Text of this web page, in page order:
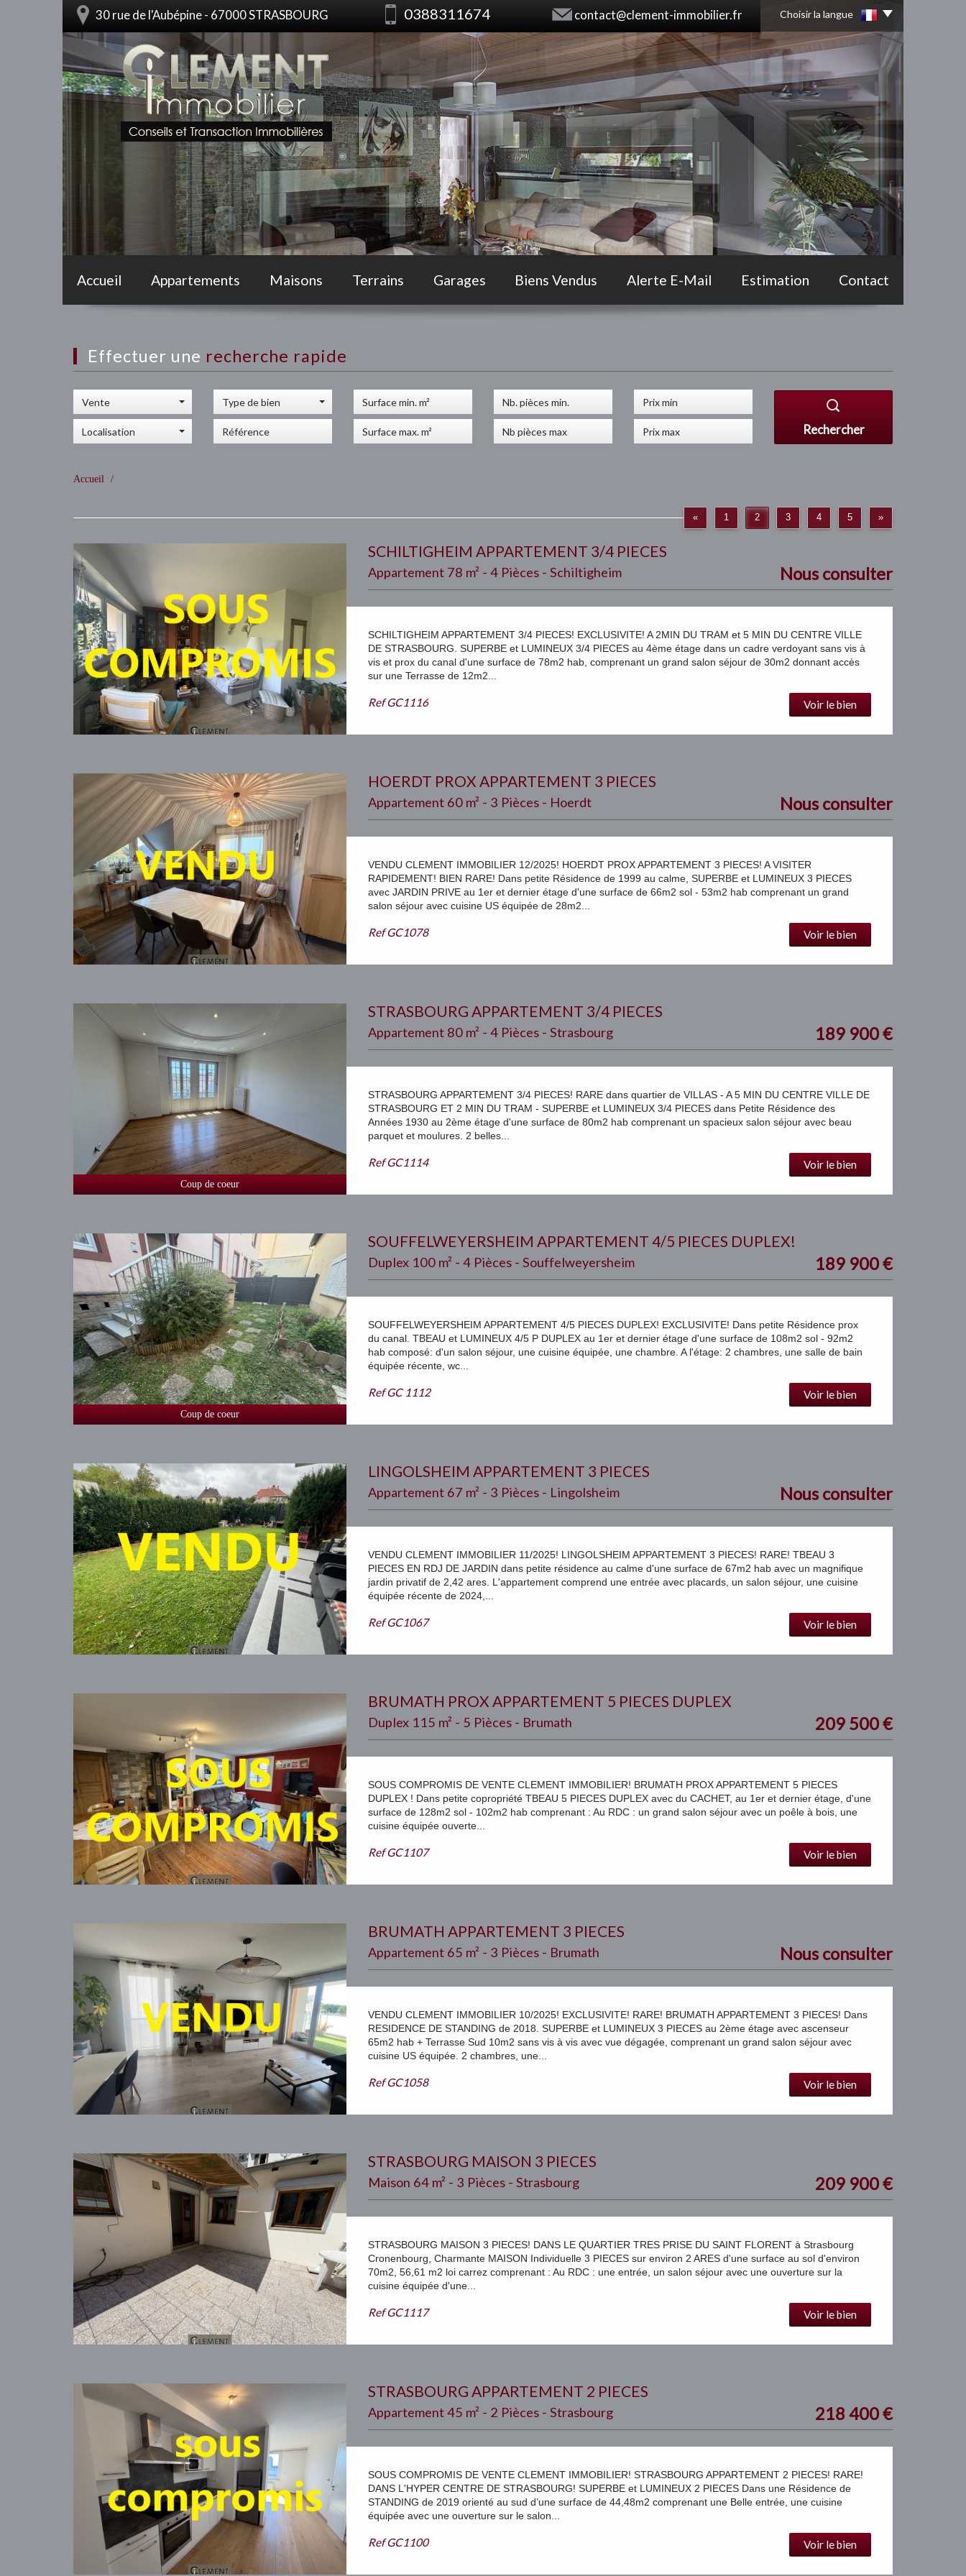
30 rue de l'Aubépine - 67000 STRASBOURG 0388311674 contact@clement-immobilier.fr Choisir la langue
Accueil Appartements Maisons Terrains Garages Biens Vendus Alerte E-Mail Estimation Contact
Effectuer une recherche rapide
Vente
Localisation
Type de bien
Rechercher
Accueil
« 1 2 3 4 5 »
SCHILTIGHEIM APPARTEMENT 3/4 PIECES
Appartement 78 m² - 4 Pièces - Schiltigheim Nous consulter
SCHILTIGHEIM APPARTEMENT 3/4 PIECES! EXCLUSIVITE! A 2MIN DU TRAM et 5 MIN DU CENTRE VILLE
DE STRASBOURG. SUPERBE et LUMINEUX 3/4 PIECES au 4ème étage dans un cadre verdoyant sans vis à
vis et prox du canal d'une surface de 78m2 hab, comprenant un grand salon séjour de 30m2 donnant accès
sur une Terrasse de 12m2...
RefGC1116 Voir le bien
HOERDT PROX APPARTEMENT 3 PIECES
Appartement 60 m² - 3 Pièces - Hoerdt Nous consulter
VENDU CLEMENT IMMOBILIER 12/2025! HOERDT PROX APPARTEMENT 3 PIECES! A VISITER
RAPIDEMENT! BIEN RARE! Dans petite Résidence de 1999 au calme, SUPERBE et LUMINEUX 3 PIECES
avec JARDIN PRIVE au 1er et dernier étage d'une surface de 66m2 sol - 53m2 hab comprenant un grand
salon séjour avec cuisine US équipée de 28m2...
RefGC1078 Voir le bien
Coup de coeur
STRASBOURG APPARTEMENT 3/4 PIECES
Appartement 80 m² - 4 Pièces - Strasbourg 189 900€
STRASBOURG APPARTEMENT 3/4 PIECES! RARE dans quartier de VILLAS - A 5 MIN DU CENTRE VILLE DE
STRASBOURG ET 2 MIN DU TRAM - SUPERBE et LUMINEUX 3/4 PIECES dans Petite Résidence des
Années 1930 au 2ème étage d'une surface de 80m2 hab comprenant un spacieux salon séjour avec beau
parquet et moulures. 2 belles...
RefGC1114 Voir le bien
Coup de coeur
SOUFFELWEYERSHEIM APPARTEMENT 4/5 PIECES DUPLEX!
Duplex 100 m² - 4 Pièces - Souffelweyersheim 189 900€
SOUFFELWEYERSHEIM APPARTEMENT 4/5 PIECES DUPLEX! EXCLUSIVITE! Dans petite Résidence prox
du canal. TBEAU et LUMINEUX 4/5 P DUPLEX au 1er et dernier étage d'une surface de 108m2 sol - 92m2
hab composé: d'un salon séjour, une cuisine équipée, une chambre. A l'étage: 2 chambres, une salle de bain
équipée récente, wc...
RefGC 1112 Voir le bien
LINGOLSHEIM APPARTEMENT 3 PIECES
Appartement 67 m² - 3 Pièces - Lingolsheim Nous consulter
VENDU CLEMENT IMMOBILIER 11/2025! LINGOLSHEIM APPARTEMENT 3 PIECES! RARE! TBEAU 3
PIECES EN RDJ DE JARDIN dans petite résidence au calme d'une surface de 67m2 hab avec un magnifique
jardin privatif de 2,42 ares. L'appartement comprend une entrée avec placards, un salon séjour, une cuisine
équipée récente de 2024,...
RefGC1067 Voir le bien
BRUMATH PROX APPARTEMENT 5 PIECES DUPLEX
Duplex 115 m² - 5 Pièces - Brumath 209 500€
SOUS COMPROMIS DE VENTE CLEMENT IMMOBILIER! BRUMATH PROX APPARTEMENT 5 PIECES
DUPLEX ! Dans petite copropriété TBEAU 5 PIECES DUPLEX avec du CACHET, au 1er et dernier étage, d'une
surface de 128m2 sol - 102m2 hab comprenant : Au RDC : un grand salon séjour avec un poêle à bois, une
cuisine équipée ouverte...
RefGC1107 Voir le bien
BRUMATH APPARTEMENT 3 PIECES
Appartement 65 m² - 3 Pièces - Brumath Nous consulter
VENDU CLEMENT IMMOBILIER 10/2025! EXCLUSIVITE! RARE! BRUMATH APPARTEMENT 3 PIECES! Dans
RESIDENCE DE STANDING de 2018. SUPERBE et LUMINEUX 3 PIECES au 2ème étage avec ascenseur
65m2 hab + Terrasse Sud 10m2 sans vis à vis avec vue dégagée, comprenant un grand salon séjour avec
cuisine US équipée. 2 chambres, une...
RefGC1058 Voir le bien
STRASBOURG MAISON 3 PIECES
Maison 64 m² - 3 Pièces - Strasbourg 209 900€
STRASBOURG MAISON 3 PIECES! DANS LE QUARTIER TRES PRISE DU SAINT FLORENT à Strasbourg
Cronenbourg, Charmante MAISON Individuelle 3 PIECES sur environ 2 ARES d'une surface au sol d'environ
70m2, 56,61 m2 loi carrez comprenant : Au RDC : une entrée, un salon séjour avec une ouverture sur la
cuisine équipée d'une...
RefGC1117 Voir le bien
STRASBOURG APPARTEMENT 2 PIECES
Appartement 45 m² - 2 Pièces - Strasbourg 218 400€
SOUS COMPROMIS DE VENTE CLEMENT IMMOBILIER! STRASBOURG APPARTEMENT 2 PIECES! RARE!
DANS L'HYPER CENTRE DE STRASBOURG! SUPERBE et LUMINEUX 2 PIECES Dans une Résidence de
STANDING de 2019 orienté au sud d’une surface de 44,48m2 comprenant une Belle entrée, une cuisine
équipée avec une ouverture sur le salon...
RefGC1100 Voir le bien